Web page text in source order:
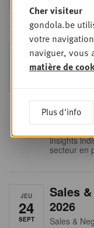
MAR
15
Into
Ne
unique de
principaux
obtiendrez
insights
secteur en
JEU
24
SEPT
Sales
2026
Sales &
Cher visiteur
gondola.be
votre
naviguer, vous
matière de
Plus d'info